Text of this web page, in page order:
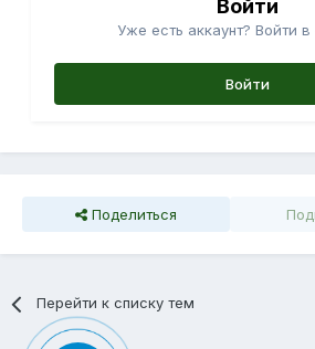
Войти
Уже есть аккаунт? Войти
Войти
Поделиться
Перейти к списку тем